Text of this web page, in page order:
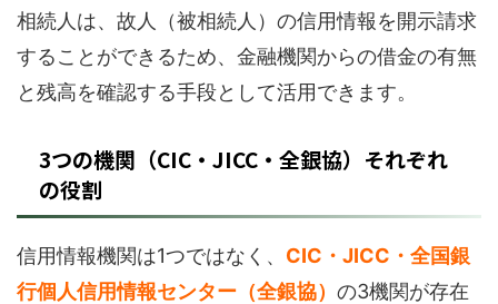
相続人は、故人（被相続人）の信用情報を開示請求
することができるため、金融機関からの借金の有無
と残高を確認する手段として活用できます。
3つの機関（CIC・JICC・全銀協）それぞれ
の役割
信用情報機関は1つではなく、 CIC・JICC・全国銀
行個人信用情報センター（全銀協） の3機関が存在